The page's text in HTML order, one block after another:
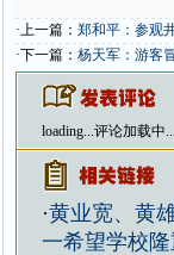
·上一篇： 郑和平：参观
·下一篇： 杨天军：游客
loading...评论加载中...
·黄业宽、黄
一希望学校隆